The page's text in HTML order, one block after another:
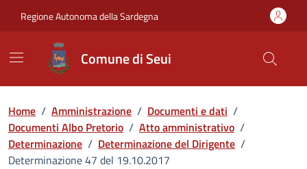
Regione Autonoma della Sardegna
Comune di Seui
Home / Amministrazione / Documenti e dati /
Documenti Albo Pretorio / Atto amministrativo /
Determinazione / Determinazione del Dirigente /
Determinazione 47 del 19.10.2017